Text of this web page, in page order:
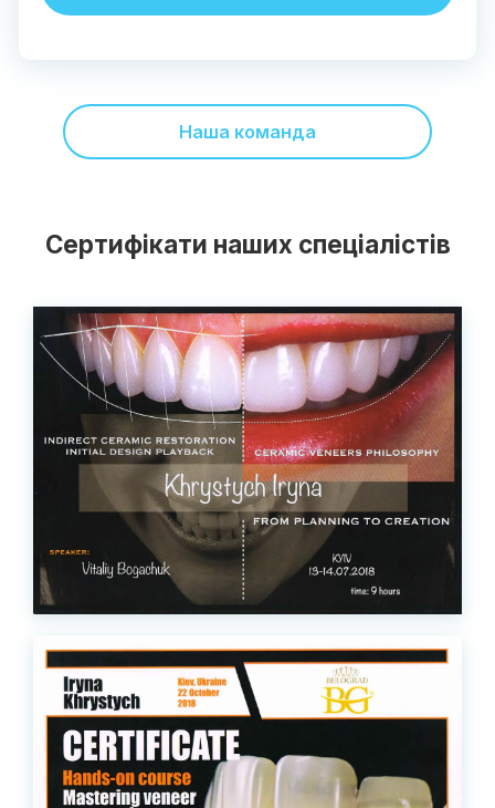
Наша команда
Сертифікати наших спеціалістів